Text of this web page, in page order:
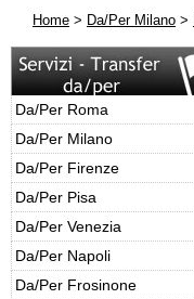
Home > Da/Per Milano >
Da/Per Roma
Da/Per Milano
Da/Per Firenze
Da/Per Pisa
Da/Per Venezia
Da/Per Napoli
Da/Per Frosinone